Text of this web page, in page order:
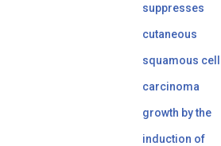
suppresses
cutaneous
squamous cell
carcinoma
growth by the
induction of